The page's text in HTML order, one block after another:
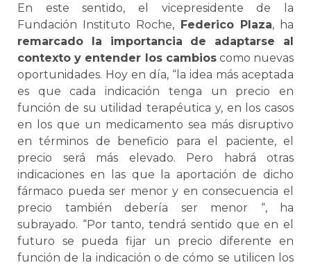
En este sentido, el vicepresidente de la
Fundación Instituto Roche, Federico Plaza, ha
remarcado la importancia de adaptarse al
contexto y entender los cambioscomo nuevas
oportunidades. Hoy en día, “la idea más aceptada
es que cada indicación tenga un precio en
función de su utilidad terapéutica y, en los casos
en los que un medicamento sea más disruptivo
en términos de beneficio para el paciente, el
precio será más elevado. Pero habrá otras
indicaciones en las que la aportación de dicho
fármaco pueda ser menor y en consecuencia el
precio también debería ser menor “, ha
subrayado. “Por tanto, tendrá sentido que en el
futuro se pueda fijar un precio diferente en
función de la indicación o de cómo se utilicen los